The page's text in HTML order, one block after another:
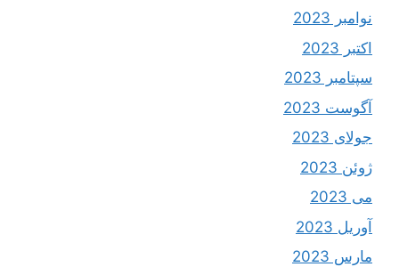
نوامبر 2023
اکتبر 2023
سپتامبر 2023
آگوست 2023
جولای 2023
ژوئن 2023
می 2023
آوریل 2023
مارس 2023